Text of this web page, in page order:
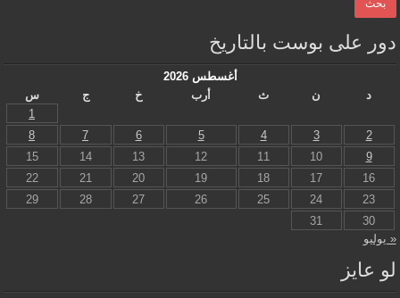
دور على بوست بالتاريخ
أغسطس 2026
د
ن ث أرب خ ج
س
1
2
3
4
5
6
7
8
9
10
11
12
13
14
15
16
17
18
19
20
21
22
23
24
25
26
27
28
29
30
31
« يوليو
لو عايز